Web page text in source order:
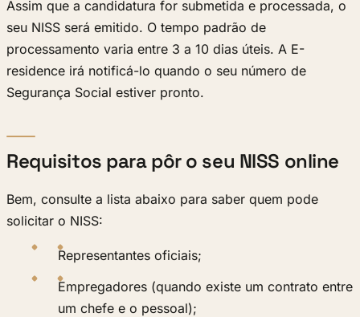
Assim que a candidatura for submetida e processada, o
seu NISS será emitido. O tempo padrão de
processamento varia entre 3 a 10 dias úteis. A E-
residence irá notificá-lo quando o seu número de
Segurança Social estiver pronto.
Requisitos para pôr o seu NISS online
Bem, consulte a lista abaixo para saber quem pode
solicitar o NISS:
Representantes oficiais;
Empregadores (quando existe um contrato entre
um chefe e o pessoal);